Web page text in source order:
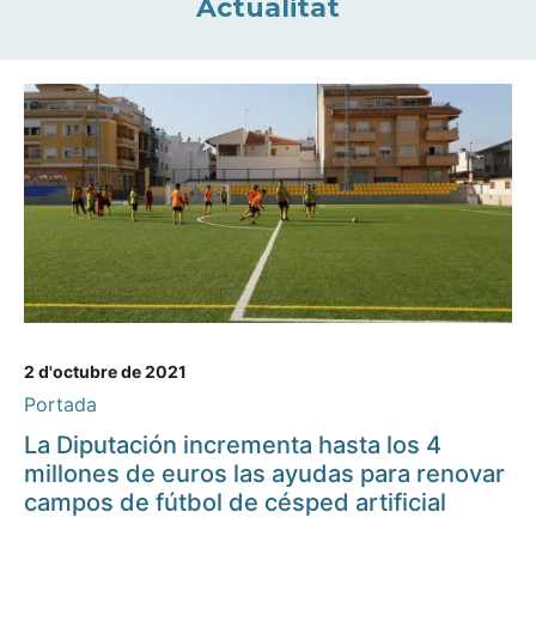
Actualitat
2 d'octubre de 2021
Portada
La Diputación incrementa hasta los 4
millones de euros las ayudas para renovar
campos de fútbol de césped artificial